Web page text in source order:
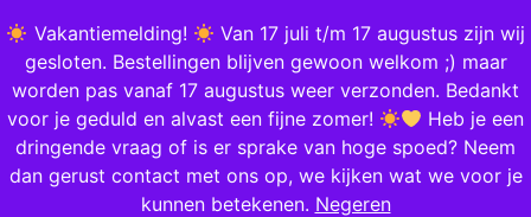
Vakantiemelding!
Van 17 juli t/m 17 augustus zijn wij
gesloten. Bestellingen blijven gewoon welkom ;) maar
worden pas vanaf 17 augustus weer verzonden. Bedankt
voor je geduld en alvast een fijne zomer!
Heb je een
dringende vraag of is er sprake van hoge spoed? Neem
dan gerust contact met ons op, we kijken wat we voor je
kunnen betekenen. Negeren
0
Home/ Specials/Olla`s / Terracotta bewateringsvogel Henkie